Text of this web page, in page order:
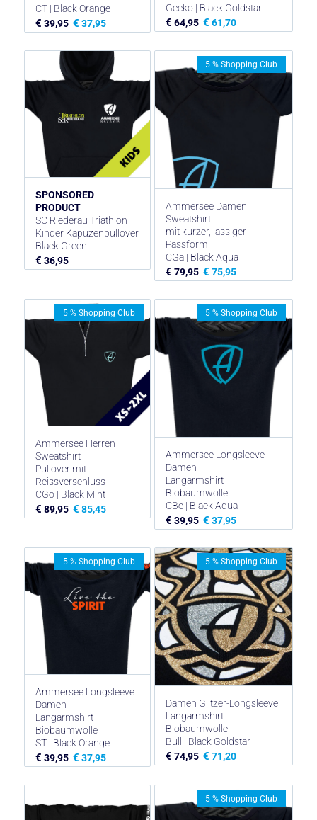
CT | Black Orange
€ 39,95 € 37,95
Gecko | Black Goldstar
€ 64,95 € 61,70
SPONSORED
PRODUCT
SC Riederau Triathlon
Kinder Kapuzenpullover
Black Green
€ 36,95
Ammersee Damen
Sweatshirt
mit kurzer, lässiger
Passform
CGa | Black Aqua
€ 79,95 € 75,95
5 % Shopping Club
Ammersee Herren
Sweatshirt
Pullover mit
Reissverschluss
CGo | Black Mint
€ 89,95 € 85,45
5 % Shopping Club
Ammersee Longsleeve
Damen
Langarmshirt
Biobaumwolle
CBe | Black Aqua
€ 39,95 € 37,95
5 % Shopping Club
Ammersee Longsleeve
Damen
Langarmshirt
Biobaumwolle
ST | Black Orange
€ 39,95 € 37,95
5 % Shopping Club
Damen Glitzer-Longsleeve
Langarmshirt
Biobaumwolle
Bull | Black Goldstar
€ 74,95 € 71,20
5 % Shopping Club
5 % Shopping Club